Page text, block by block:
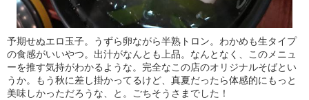
予期せぬエロ玉子。うずら卵ながら半熟トロン。わかめも生タイプ
の食感がいいやつ。出汁がなんとも上品。なんとなく、このメニュ
ーを推す気持がわかるような。完全なこの店のオリジナルそばとい
うか。もう秋に差し掛かってるけど、真夏だったら体感的にもっと
美味しかっただろうな、と。ごちそうさまでした！